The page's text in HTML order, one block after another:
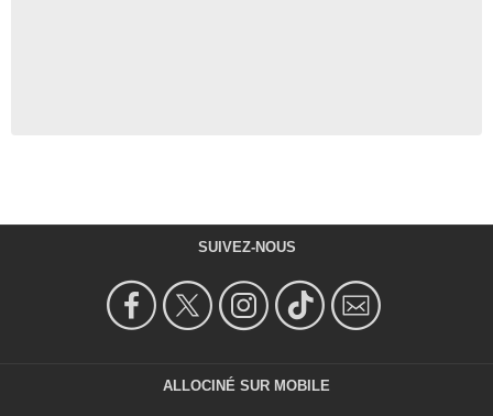
SUIVEZ-NOUS
ALLOCINÉ SUR MOBILE